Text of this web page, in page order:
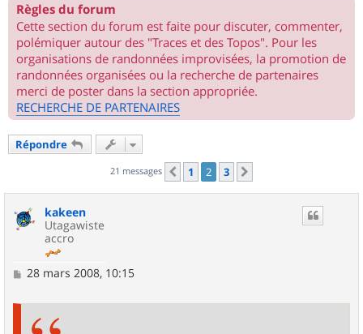
Règles du forum
Cette section du forum est faite pour discuter, commenter,
polémiquer autour des "Traces et des Topos". Pour les
organisations de randonnées improvisées, la promotion de
randonnées organisées ou la recherche de partenaires
merci de poster dans la section appropriée.
RECHERCHE DE PARTENAIRES
Répondre
21 messages Précédent
1 2 3
kakeen
Utagawiste
accro
M
28 mars 2008, 10:15